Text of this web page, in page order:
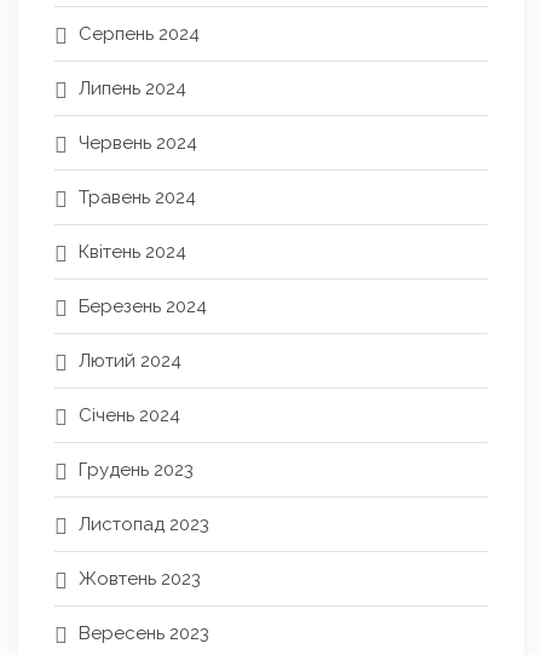
Серпень 2024
Липень 2024
Червень 2024
Травень 2024
Квітень 2024
Березень 2024
Лютий 2024
Січень 2024
Грудень 2023
Листопад 2023
Жовтень 2023
Вересень 2023